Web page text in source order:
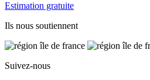
Estimation gratuite
Ils nous soutiennent
Suivez-nous